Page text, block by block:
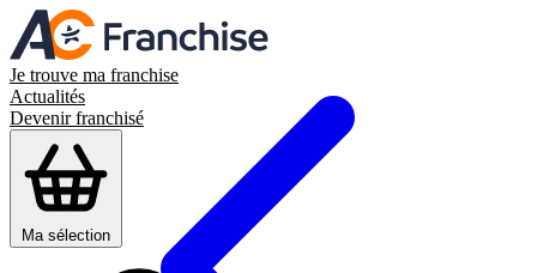
Je trouve ma franchise
Actualités
Devenir franchisé
Ma sélection